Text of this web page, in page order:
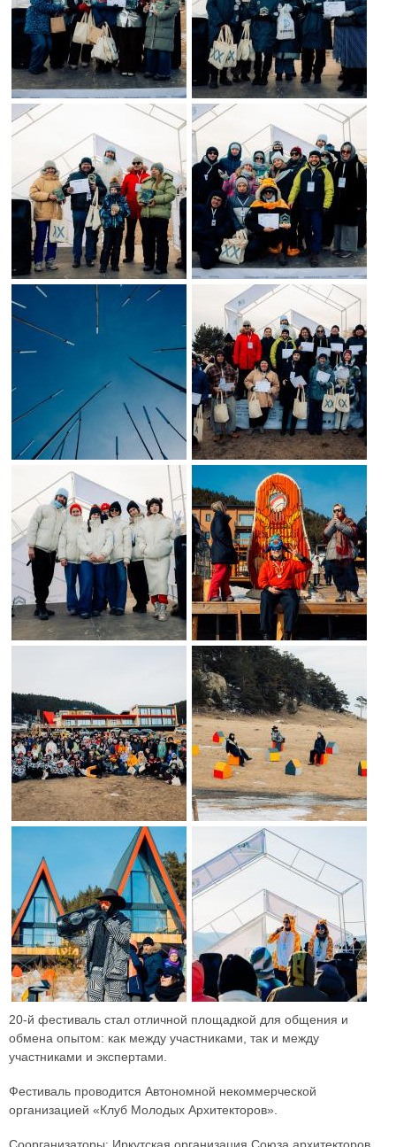
20-й фестиваль стал отличной площадкой для общения и
обмена опытом: как между участниками, так и между
участниками и экспертами.
Фестиваль проводится Автономной некоммерческой
организацией «Клуб Молодых Архитекторов».